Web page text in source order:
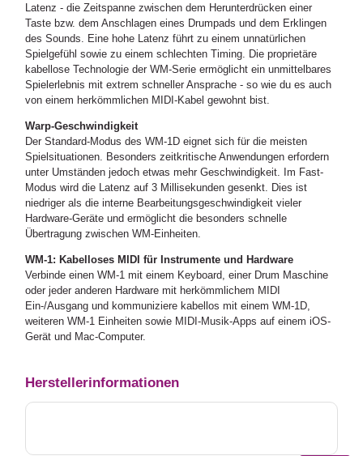
Latenz - die Zeitspanne zwischen dem Herunterdrücken einer
Taste bzw. dem Anschlagen eines Drumpads und dem Erklingen
des Sounds. Eine hohe Latenz führt zu einem unnatürlichen
Spielgefühl sowie zu einem schlechten Timing. Die proprietäre
kabellose Technologie der WM-Serie ermöglicht ein unmittelbares
Spielerlebnis mit extrem schneller Ansprache - so wie du es auch
von einem herkömmlichen MIDI-Kabel gewohnt bist.
Warp-Geschwindigkeit
Der Standard-Modus des WM-1D eignet sich für die meisten
Spielsituationen. Besonders zeitkritische Anwendungen erfordern
unter Umständen jedoch etwas mehr Geschwindigkeit. Im Fast-
Modus wird die Latenz auf 3 Millisekunden gesenkt. Dies ist
niedriger als die interne Bearbeitungsgeschwindigkeit vieler
Hardware-Geräte und ermöglicht die besonders schnelle
Übertragung zwischen WM-Einheiten.
WM-1: Kabelloses MIDI für Instrumente und Hardware
Verbinde einen WM-1 mit einem Keyboard, einer Drum Maschine
oder jeder anderen Hardware mit herkömmlichem MIDI
Ein-/Ausgang und kommuniziere kabellos mit einem WM-1D,
weiteren WM-1 Einheiten sowie MIDI-Musik-Apps auf einem iOS-
Gerät und Mac-Computer.
Herstellerinformationen